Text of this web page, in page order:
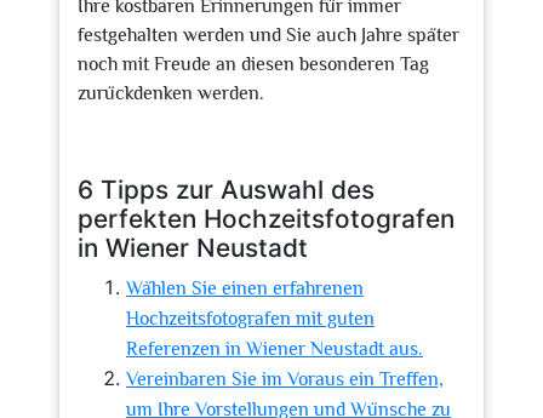
Ihre kostbaren Erinnerungen für immer
festgehalten werden und Sie auch Jahre später
noch mit Freude an diesen besonderen Tag
zurückdenken werden.
6 Tipps zur Auswahl des
perfekten Hochzeitsfotografen
in Wiener Neustadt
Wählen Sie einen erfahrenen
Hochzeitsfotografen mit guten
Referenzen in Wiener Neustadt aus.
Vereinbaren Sie im Voraus ein Treffen,
um Ihre Vorstellungen und Wünsche zu